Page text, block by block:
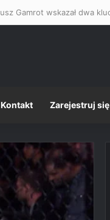
Kontakt Zarejestruj się